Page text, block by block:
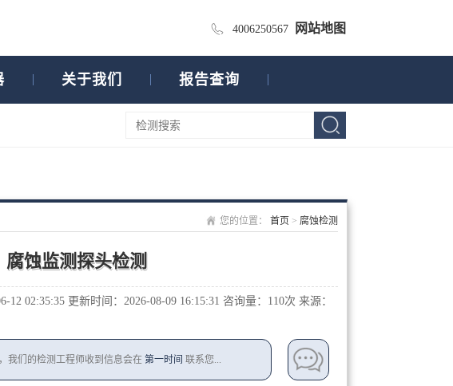
4006250567 网站地图
关于我们 报告查询
您的位置： 首页> 腐蚀检测
腐蚀监测探头检测
12 02:35:35 更新时间：2026-08-09 16:15:31 咨询量：1 10次 来源：
我们的检测工程师收到信息会在第一时间 联系您...